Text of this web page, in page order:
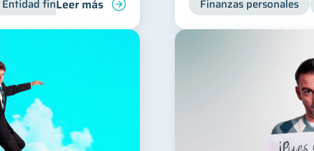
Entidad financiera
Leer más Finanzas personales